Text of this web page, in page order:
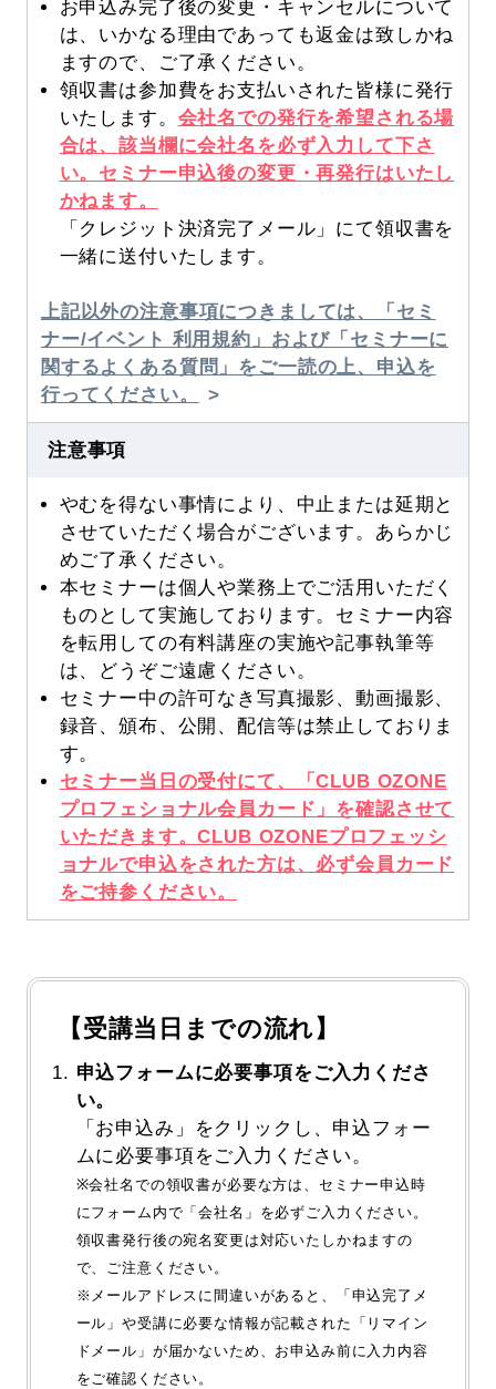
お申込み完了後の変更・キャンセルについて
は、いかなる理由であっても返金は致しかね
ますので、ご了承ください。
領収書は参加費をお支払いされた皆様に発行
いたします。 会社名での発行を希望される場
合は、該当欄に会社名を必ず入力して下さ
い。セミナー申込後の変更・再発行はいたし
かねます。
「クレジット決済完了メール」にて領収書を
一緒に送付いたします。
上記以外の注意事項につきましては、「セミ
ナー/イベント 利用規約」および「セミナーに
関するよくある質問」をご一読の上、申込を
行ってください。
注意事項
やむを得ない事情により、中止または延期と
させていただく場合がございます。あらかじ
めご了承ください。
本セミナーは個人や業務上でご活用いただく
ものとして実施しております。セミナー内容
を転用しての有料講座の実施や記事執筆等
は、どうぞご遠慮ください。
セミナー中の許可なき写真撮影、動画撮影、
録音、頒布、公開、配信等は禁止しておりま
す。
セミナー当日の受付にて、「CLUB OZONE
プロフェショナル会員カード」を確認させて
いただきます。CLUB OZONEプロフェッシ
ョナルで申込をされた方は、必ず会員カード
をご持参ください。
【受講当日までの流れ】
申込フォームに必要事項をご入力くださ
い。
「お申込み」をクリックし、申込フォー
ムに必要事項をご入力ください。
※会社名での領収書が必要な方は、セミナー申込時
にフォーム内で「会社名」を必ずご入力ください。
領収書発行後の宛名変更は対応いたしかねますの
で、ご注意ください。
※メールアドレスに間違いがあると、「申込完了メ
ール」や受講に必要な情報が記載された「リマイン
ドメール」が届かないため、お申込み前に入力内容
をご確認ください。